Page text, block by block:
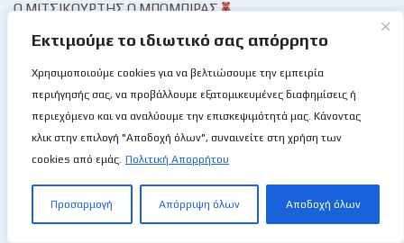
Εκτιμούμε το ιδιωτικό σας απόρρητο
Χρησιμοποιούμε cookies για να βελτιώσουμε την εμπειρία
περιήγησής σας, να προβάλλουμε εξατομικευμένες διαφημίσεις ή
περιεχόμενο και να αναλύουμε την επισκεψιμότητά μας. Κάνοντας
κλικ στην επιλογή "Αποδοχή όλων", συναινείτε στη χρήση των
cookies από εμάς. Πολιτική Απορρήτου
Προσαρμογή Απόρριψη όλων Αποδοχή όλων
Ο ΜΙΤΣΙΚΟΥΡΤΉΣ Ο ΜΠΌΜΠΙΡΑΣ
ΠΕΡΓΑΜΗΝΉΣ ΑΝΆΓΝΩΣΜΑ
ΗΜΕΡΟΛΌΓΙΟ🗓
ΦΎΛΛΟ ΑΓΏΝΟΣ
ΠΟΛΙΤΙΣΤΙΚΆ🏙
ΜΟΥΣΙΚΉ